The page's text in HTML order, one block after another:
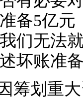
备5亿元
们无法
坏账准
筹划重